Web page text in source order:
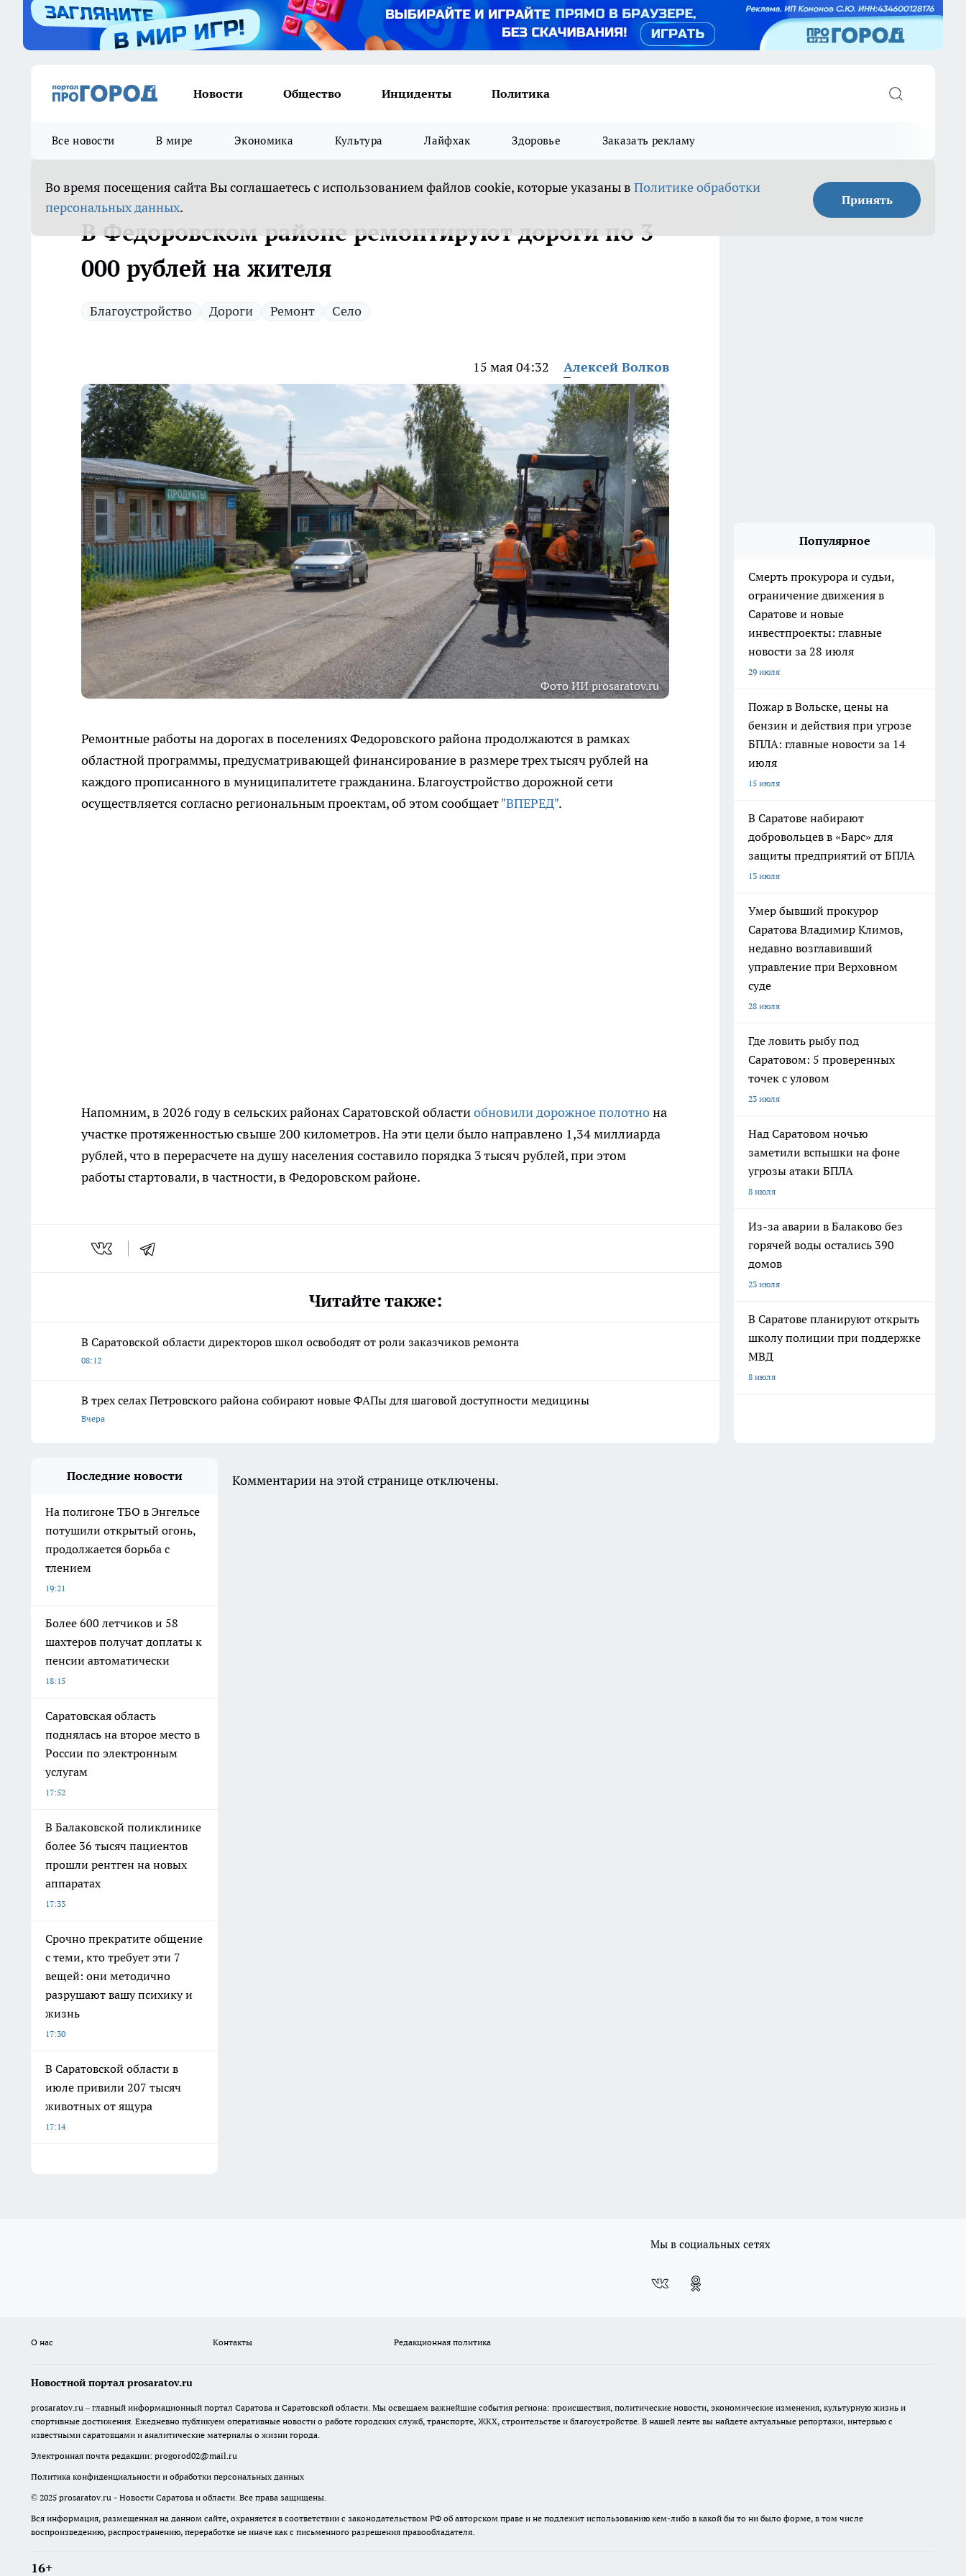
Новости Общество Инциденты Политика
Все новости В мире Экономика Культура Лайфхак Здоровье Заказать рекламу
Во время посещения сайта Вы соглашаетесь с использованием файлов cookie, которые указаны в Политике обработки
персональных данных. Принять
В Федоровском районе ремонтируют дороги по 3
000 рублей на жителя
Благоустройство Дороги Ремонт Село
15 мая 04:32 Алексей Волков
Фото ИИ prosaratov.ru
Ремонтные работы на дорогах в поселениях Федоровского района продолжаются в рамках
областной программы, предусматривающей финансирование в размере трех тысяч рублей на
каждого прописанного в муниципалитете гражданина. Благоустройство дорожной сети
осуществляется согласно региональным проектам, об этом сообщает"ВПЕРЕД".
Напомним, в 2026 году в сельских районах Саратовской областиобновили дорожное полотнона
участке протяженностью свыше 200 километров. На эти цели было направлено 1,34 миллиарда
рублей, что в перерасчете на душу населения составило порядка 3 тысяч рублей, при этом
работы стартовали, в частности, в Федоровском районе.
Читайте также:
В Саратовской области директоров школ освободят от роли заказчиков ремонта
08:12
В трех селах Петровского района собирают новые ФАПы для шаговой доступности медицины
Вчера
Популярное
Смерть прокурора и судьи,
ограничение движения в
Саратове и новые
инвестпроекты: главные
новости за 28 июля
29 июля
Пожар в Вольске, цены на
бензин и действия при угрозе
БПЛА: главные новости за 14
июля
15 июля
В Саратове набирают
добровольцев в «Барс» для
защиты предприятий от БПЛА
13 июля
Умер бывший прокурор
Саратова Владимир Климов,
недавно возглавивший
управление при Верховном
суде
28 июля
Где ловить рыбу под
Саратовом: 5 проверенных
точек с уловом
23 июля
Над Саратовом ночью
заметили вспышки на фоне
угрозы атаки БПЛА
8 июля
Из-за аварии в Балаково без
горячей воды остались 390
домов
23 июля
В Саратове планируют открыть
школу полиции при поддержке
МВД
8 июля
Последние новости
На полигоне ТБО в Энгельсе
потушили открытый огонь,
продолжается борьба с
тлением
19:21
Более 600 летчиков и 58
шахтеров получат доплаты к
пенсии автоматически
18:15
Саратовская область
поднялась на второе место в
России по электронным
услугам
17:52
В Балаковской поликлинике
более 36 тысяч пациентов
прошли рентген на новых
аппаратах
17:33
Срочно прекратите общение
с теми, кто требует эти 7
вещей: они методично
разрушают вашу психику и
жизнь
17:30
В Саратовской области в
июле привили 207 тысяч
животных от ящура
17:14
Комментарии на этой странице отключены.
Мы в социальных сетях
О нас Контакты Редакционная политика
Новостной портал prosaratov.ru
prosaratov.ru – главный информационный портал Саратова и Саратовской области. Мы освещаем важнейшие события региона: происшествия, политические новости, экономические изменения, культурную жизнь и
спортивные достижения. Ежедневно публикуем оперативные новости о работе городских служб, транспорте, ЖКХ, строительстве и благоустройстве. В нашей ленте вы найдете актуальные репортажи, интервью с
известными саратовцами и аналитические материалы о жизни города.
Электронная почта редакции: progorod02@mail.ru
Политика конфиденциальности и обработки персональных данных
© 2025 prosaratov.ru - Новости Саратова и области. Все права защищены.
Вся информация, размещенная на данном сайте, охраняется в соответствии с законодательством РФ об авторском праве и не подлежит использованию кем-либо в какой бы то ни было форме, в том числе
воспроизведению, распространению, переработке не иначе как с письменного разрешения правообладателя.
16+